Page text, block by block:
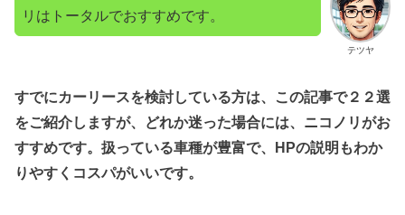
テツヤ
リはトータルでおすすめです。
すでにカーリースを検討している方は、この記事で２２選
をご紹介しますが、どれか迷った場合には、ニコノリがお
すすめです。扱っている車種が豊富で、HPの説明もわか
りやすくコスパがいいです。